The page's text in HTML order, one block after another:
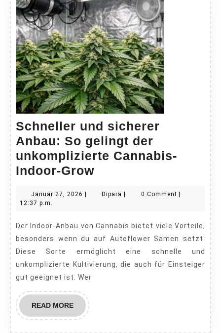
Schneller und sicherer
Anbau: So gelingt der
unkomplizierte Cannabis-
Indoor-GrowSchneller
sicherer
So
gelingt
der
Januar 27, 2026 Januar
| Dipara Dipara
| 0 Comment |
12:37 p.m.
Der Indoor-Anbau von Cannabis bietet viele Vorteile,
besonders wenn du auf Autoflower Samen setzt.
Diese Sorte ermöglicht eine schnelle und
unkomplizierte Kultivierung, die auch für Einsteiger
gut geeignet ist. Wer
READ MOREREAD
MORE